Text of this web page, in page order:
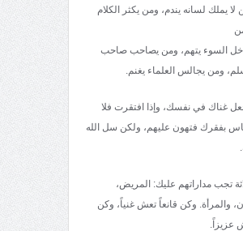
لا يملك لسانه يندم، ومن يكثر الكلام
السوء يتهم، ومن يصاحب صاحب
ومن يجالس العلماء يغنم.
غناك في نفسك، وإذا افتقرت فلا
بفقرك فتهون عليهم، ولكن سل الله
تجب مداراتهم عليك: المريض،
والمرأة. وكن قانعاً تعش غنياً، وكن
عزيزاً.